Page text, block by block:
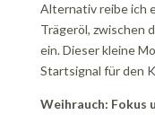
Alternativ reibe ich
Trägeröl, zwischen
ein. Dieser kleine
Startsignal für den
Weihrauch: Fokus